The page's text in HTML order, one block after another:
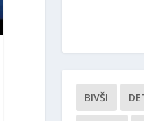
BIVŠI